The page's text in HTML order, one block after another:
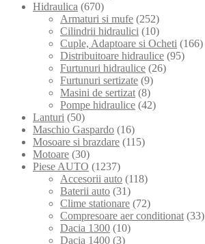
Hidraulica (670)
Armaturi si mufe (252)
Cilindrii hidraulici (10)
Cuple, Adaptoare si Ocheti (166)
Distribuitoare hidraulice (95)
Furtunuri hidraulice (26)
Furtunuri sertizate (9)
Masini de sertizat (8)
Pompe hidraulice (42)
Lanturi (50)
Maschio Gaspardo (16)
Mosoare si brazdare (115)
Motoare (30)
Piese AUTO (1237)
Accesorii auto (118)
Baterii auto (31)
Clime stationare (72)
Compresoare aer conditionat (33)
Dacia 1300 (10)
Dacia 1400 (3)